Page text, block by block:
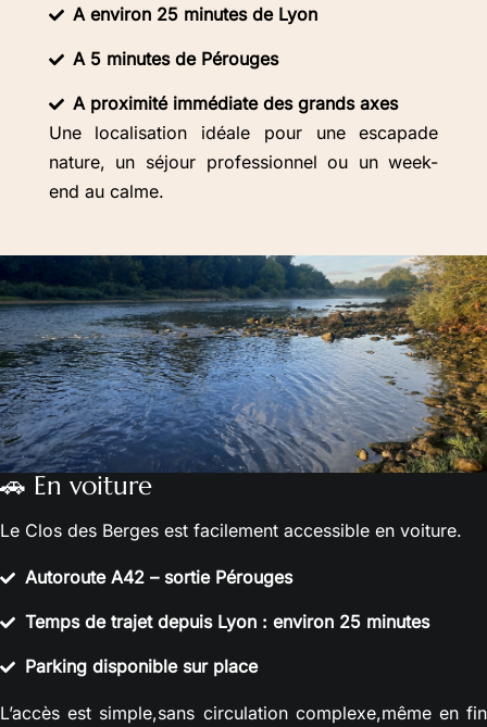
A environ 25 minutes de Lyon
A 5 minutes de Pérouges
A proximité immédiate des grands axes
Une localisation idéale pour une escapade
nature, un séjour professionnel ou un week-
end au calme.
🚗 En voiture
Le Clos des Berges est facilement accessible en voiture.
Autoroute A42 – sortie Pérouges
Temps de trajet depuis Lyon : environ 25 minutes
Parking disponible sur place
L’accès est simple,sans circulation complexe,même en fin